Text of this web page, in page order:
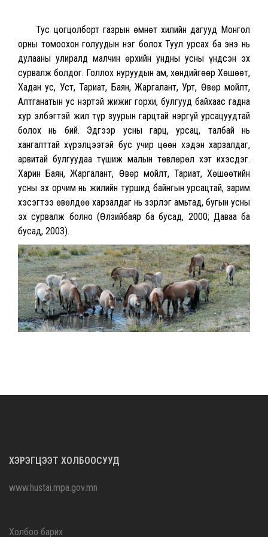
Тус цогцолборт газрын өмнөт хилийн дагууд Монгол
орны томоохон голуудын нэг болох Туул урсах ба энэ нь
дулааны улиралд малчин өрхийн ундны усны үндсэн эх
сурвалж болдог. Голлох нуруудын ам, хөндийгөөр Хөшөөт,
Хадан ус, Уст, Тариат, Баян, Жаргалант, Урт, Өвөр мойлт,
Алтганатын ус нэртэй жижиг горхи, булгууд байхаас гадна
хур элбэгтэй жил түр зуурын гарцтай нэргүй урсацуудтай
болох нь бий. Эдгээр усны гарц, урсац, талбай нь
хангалттай хүрэлцээтэй бус учир цөөн хэдэн харзалдаг,
арвитай булгуудаа түшиж малын төвлөрөл хэт ихэсдэг.
Харин Баян, Жаргалант, Өвөр мойлт, Тариат, Хөшөөтийн
усны эх орчим нь жилийн туршид байнгын урсацтай, зарим
хэсэгтээ өвөлдөө харзалдаг нь зэрлэг амьтад, бугын усны
эх сурвалж болно (Өлзийбаяр ба бусад, 2000; Даваа ба
бусад, 2003).
ХЭРЭГЦЭЭТ ХОЛБООСУУД
www.hustai.mpa.gov.mn
Холбоо барих